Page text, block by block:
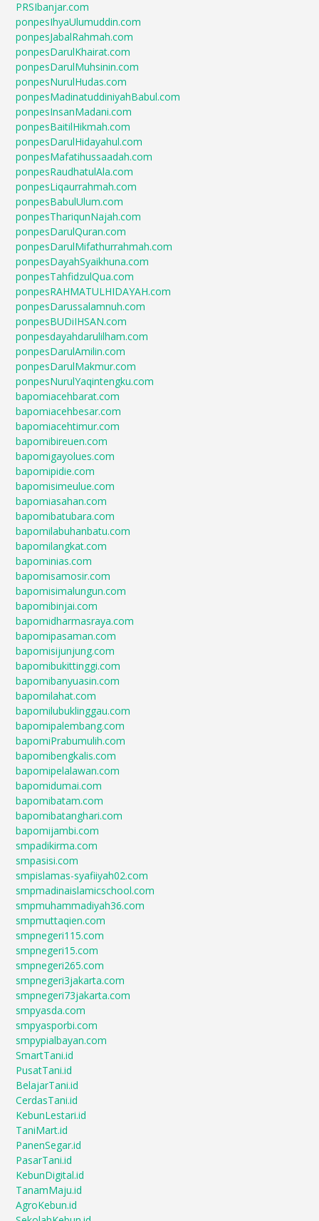
PRSIbanjar.com
ponpesIhyaUlumuddin.com
ponpesJabalRahmah.com
ponpesDarulKhairat.com
ponpesDarulMuhsinin.com
ponpesNurulHudas.com
ponpesMadinatuddiniyahBabul.com
ponpesInsanMadani.com
ponpesBaitilHikmah.com
ponpesDarulHidayahul.com
ponpesMafatihussaadah.com
ponpesRaudhatulAla.com
ponpesLiqaurrahmah.com
ponpesBabulUlum.com
ponpesThariqunNajah.com
ponpesDarulQuran.com
ponpesDarulMifathurrahmah.com
ponpesDayahSyaikhuna.com
ponpesTahfidzulQua.com
ponpesRAHMATULHIDAYAH.com
ponpesDarussalamnuh.com
ponpesBUDiIHSAN.com
ponpesdayahdarulilham.com
ponpesDarulAmilin.com
ponpesDarulMakmur.com
ponpesNurulYaqintengku.com
bapomiacehbarat.com
bapomiacehbesar.com
bapomiacehtimur.com
bapomibireuen.com
bapomigayolues.com
bapomipidie.com
bapomisimeulue.com
bapomiasahan.com
bapomibatubara.com
bapomilabuhanbatu.com
bapomilangkat.com
bapominias.com
bapomisamosir.com
bapomisimalungun.com
bapomibinjai.com
bapomidharmasraya.com
bapomipasaman.com
bapomisijunjung.com
bapomibukittinggi.com
bapomibanyuasin.com
bapomilahat.com
bapomilubuklinggau.com
bapomipalembang.com
bapomiPrabumulih.com
bapomibengkalis.com
bapomipelalawan.com
bapomidumai.com
bapomibatam.com
bapomibatanghari.com
bapomijambi.com
smpadikirma.com
smpasisi.com
smpislamas-syafiiyah02.com
smpmadinaislamicschool.com
smpmuhammadiyah36.com
smpmuttaqien.com
smpnegeri115.com
smpnegeri15.com
smpnegeri265.com
smpnegeri3jakarta.com
smpnegeri73jakarta.com
smpyasda.com
smpyasporbi.com
smpypialbayan.com
SmartTani.id
PusatTani.id
BelajarTani.id
CerdasTani.id
KebunLestari.id
TaniMart.id
PanenSegar.id
PasarTani.id
KebunDigital.id
TanamMaju.id
AgroKebun.id